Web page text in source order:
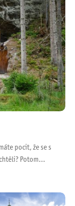
pocit, že se s
Potom…